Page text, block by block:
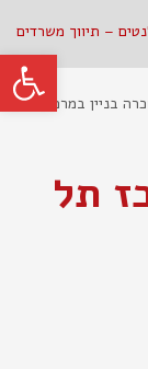
בניין במרכז תל
תל
פתח